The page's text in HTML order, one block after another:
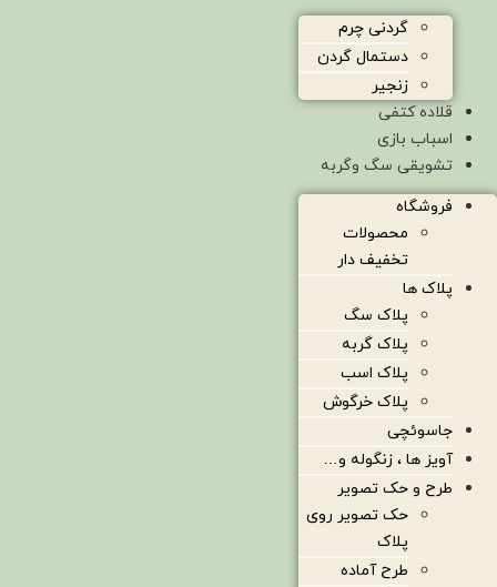
گردنی چرم
دستمال گردن
زنجیر
قلاده کتفی
اسباب بازی
تشویقی سگ وگربه
فروشگاه
محصولات
تخفیف دار
پلاک ها
پلاک سگ
پلاک گربه
پلاک اسب
پلاک خرگوش
جاسوئچی
آویز ها ، زنگوله و…
طرح و حک تصویر
حک تصویر روی
پلاک
طرح آماده